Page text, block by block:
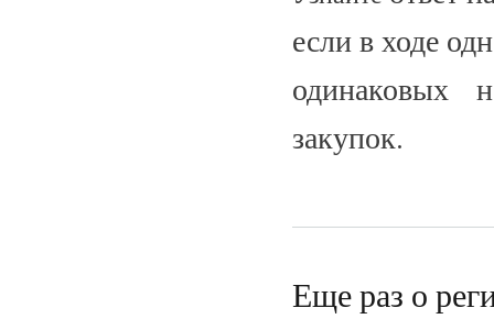
если в ходе
одинаковых
закупок.
Еще раз о